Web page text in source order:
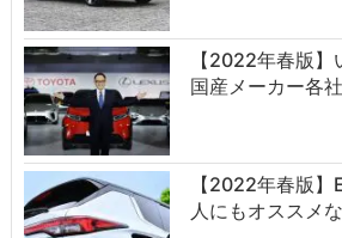
【2022年春版
国産メーカー各
【2022年春版】
人にもオススメ